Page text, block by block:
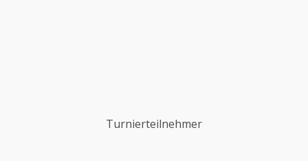
Turnierteilnehmer